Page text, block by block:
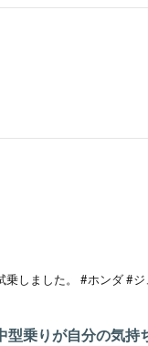
しました。 #ホンダ #
乗りが自分の気持